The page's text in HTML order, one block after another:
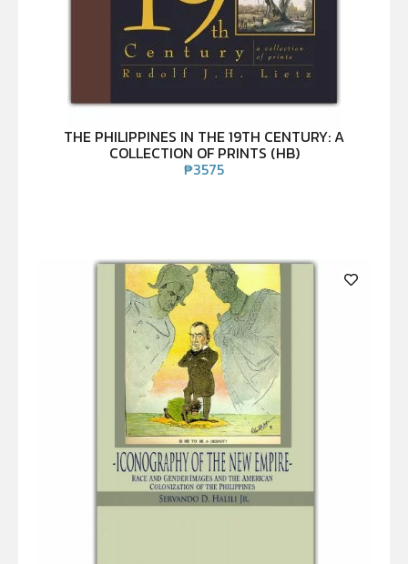
THE PHILIPPINES IN THE 19TH CENTURY: A
COLLECTION OF PRINTS (HB)
₱3575